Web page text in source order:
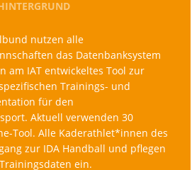
nutzen alle
das Datenbanksystem
am IAT entwickeltes Tool zur
Trainings- und
für den
Aktuell verwenden 30
Tool. Alle Kaderathlet*innen des
zur IDA Handball und pflegen
ein.